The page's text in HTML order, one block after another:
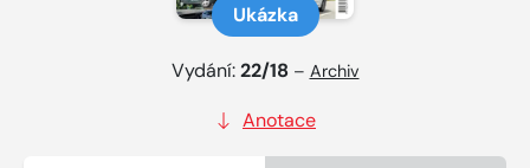
Ukázka
Vydání:22/18 – Archiv
Anotace